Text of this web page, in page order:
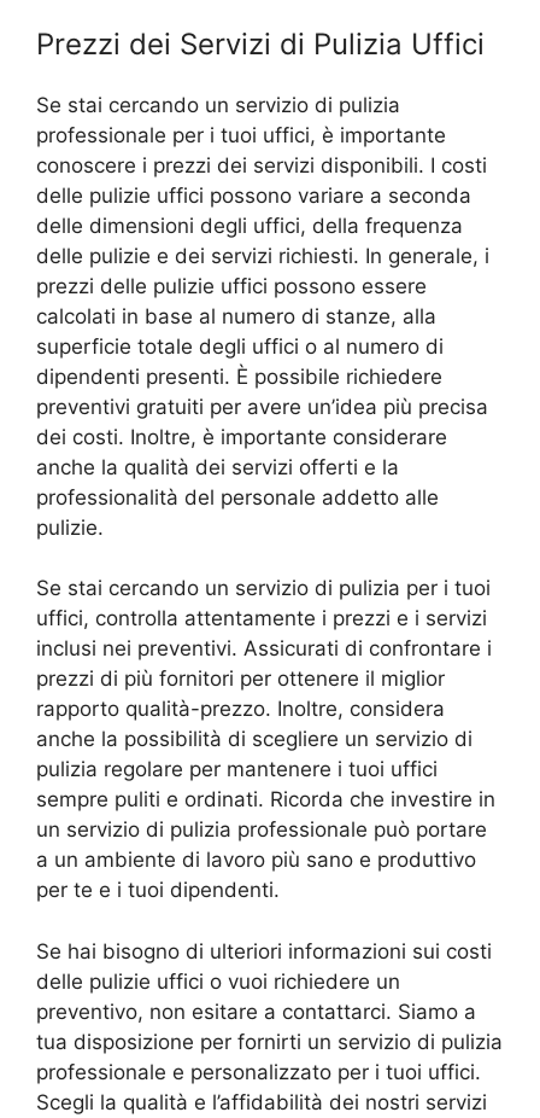
Prezzi dei Servizi di Pulizia Uffici
Se stai cercando un servizio di pulizia
professionale per i tuoi uffici, è importante
conoscere i prezzi dei servizi disponibili. I costi
delle pulizie uffici possono variare a seconda
delle dimensioni degli uffici, della frequenza
delle pulizie e dei servizi richiesti. In generale, i
prezzi delle pulizie uffici possono essere
calcolati in base al numero di stanze, alla
superficie totale degli uffici o al numero di
dipendenti presenti. È possibile richiedere
preventivi gratuiti per avere un’idea più precisa
dei costi. Inoltre, è importante considerare
anche la qualità dei servizi offerti e la
professionalità del personale addetto alle
pulizie.
Se stai cercando un servizio di pulizia per i tuoi
uffici, controlla attentamente i prezzi e i servizi
inclusi nei preventivi. Assicurati di confrontare i
prezzi di più fornitori per ottenere il miglior
rapporto qualità-prezzo. Inoltre, considera
anche la possibilità di scegliere un servizio di
pulizia regolare per mantenere i tuoi uffici
sempre puliti e ordinati. Ricorda che investire in
un servizio di pulizia professionale può portare
a un ambiente di lavoro più sano e produttivo
per te e i tuoi dipendenti.
Se hai bisogno di ulteriori informazioni sui costi
delle pulizie uffici o vuoi richiedere un
preventivo, non esitare a contattarci. Siamo a
tua disposizione per fornirti un servizio di pulizia
professionale e personalizzato per i tuoi uffici.
Scegli la qualità e l’affidabilità dei nostri servizi